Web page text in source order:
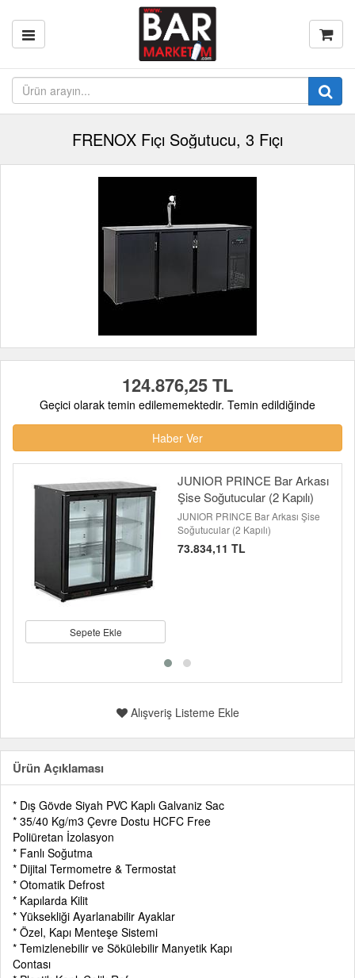
FRENOX Fıçı Soğutucu, 3 Fıçı
124.876,25 TL
Geçici olarak temin edilememektedir. Temin edildiğinde
Haber Ver
Sepete Ekle
JUNIOR PRINCE Bar Arkası
Şise Soğutucular (2 Kapılı)
JUNIOR PRINCE Bar Arkası Şise
Soğutucular (2 Kapılı)
73.834,11 TL
Alışveriş Listeme Ekle
Ürün Açıklaması
* Dış Gövde Siyah PVC Kaplı Galvaniz Sac
* 35/40 Kg/m3 Çevre Dostu HCFC Free
Poliüretan İzolasyon
* Fanlı Soğutma
* Dijital Termometre & Termostat
* Otomatik Defrost
* Kapılarda Kilit
* Yüksekliği Ayarlanabilir Ayaklar
* Özel, Kapı Menteşe Sistemi
* Temizlenebilir ve Sökülebilir Manyetik Kapı
Contası